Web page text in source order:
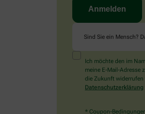
Sind Sie ein Mensch?
Ich möchte den im
meine E-Mail-Adresse
die Zukunft widerrufen
Datenschutzerklärung
* Coupon-